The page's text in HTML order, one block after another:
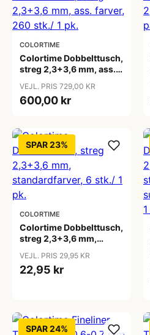
COLORTIME
Colortime Dobbelttusch,
streg 2,3+3,6 mm, ass.
VEJL. PRIS 729,00 KR
600,00 kr
SPAR 23%
COLORTIME
Colortime Dobbelttusch,
streg 2,3+3,6 mm,
pk.
VEJL. PRIS 29,95 KR
22,95 kr
SPAR 24%